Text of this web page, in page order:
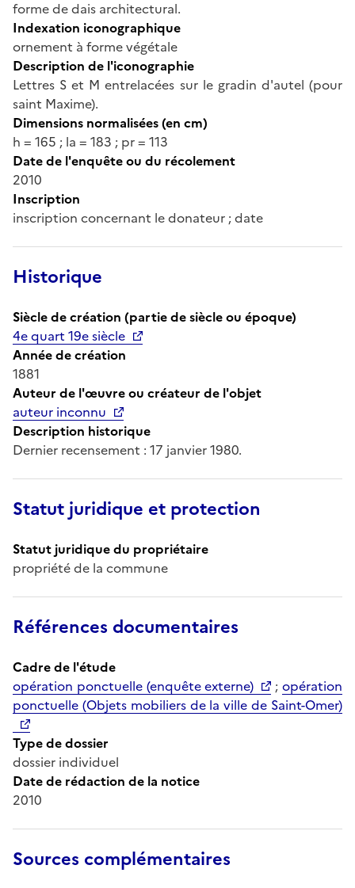
forme de dais architectural.
Indexation iconographique
ornement à forme végétale
Description de l'iconographie
Lettres S et M entrelacées sur le gradin d'autel (pour
saint Maxime).
Dimensions normalisées (en cm)
h = 165 ; la = 183 ; pr = 113
Date de l'enquête ou du récolement
2010
Inscription
inscription concernant le donateur ; date
Historique
Siècle de création (partie de siècle ou époque)
4e quart 19e siècle
Année de création
1881
Auteur de l'œuvre ou créateur de l'objet
auteur inconnu
Description historique
Dernier recensement : 17 janvier 1980.
Statut juridique et protection
Statut juridique du propriétaire
propriété de la commune
Références documentaires
Cadre de l'étude
opération ponctuelle (enquête externe)
;opération
ponctuelle (Objets mobiliers de la ville de Saint-Omer)
Type de dossier
dossier individuel
Date de rédaction de la notice
2010
Sources complémentaires